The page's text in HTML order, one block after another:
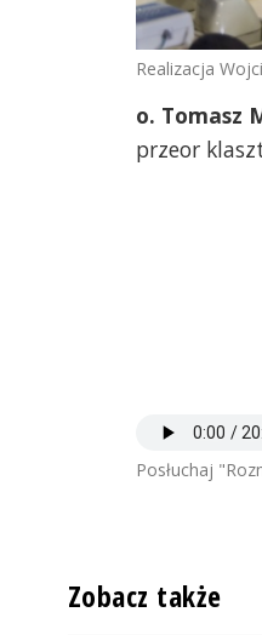
Realizacja
o. Tomasz
przeor
Posłuchaj
Zobacz także